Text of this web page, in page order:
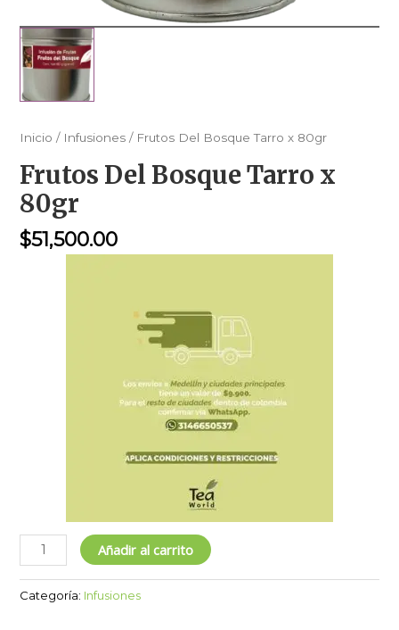
Inicio / Infusiones / Frutos Del Bosque Tarro x 80gr
Frutos Del Bosque Tarro x
80gr
$51,500.00
Añadir al carrito
Categoría: Infusiones